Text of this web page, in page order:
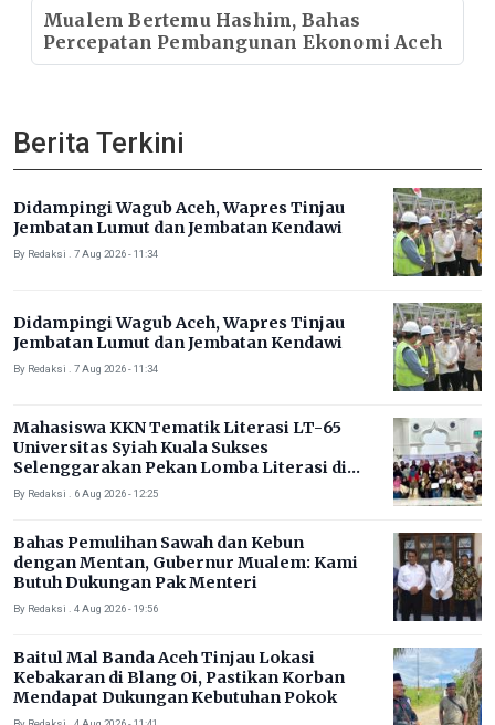
Mualem Bertemu Hashim, Bahas
Percepatan Pembangunan Ekonomi Aceh
Berita Terkini
Didampingi Wagub Aceh, Wapres Tinjau
Jembatan Lumut dan Jembatan Kendawi
By Redaksi . 7 Aug 2026 - 11:34
Didampingi Wagub Aceh, Wapres Tinjau
Jembatan Lumut dan Jembatan Kendawi
By Redaksi . 7 Aug 2026 - 11:34
Mahasiswa KKN Tematik Literasi LT-65
Universitas Syiah Kuala Sukses
Selenggarakan Pekan Lomba Literasi di
Gampong Rhieng Blang
By Redaksi . 6 Aug 2026 - 12:25
Bahas Pemulihan Sawah dan Kebun
dengan Mentan, Gubernur Mualem: Kami
Butuh Dukungan Pak Menteri
By Redaksi . 4 Aug 2026 - 19:56
Baitul Mal Banda Aceh Tinjau Lokasi
Kebakaran di Blang Oi, Pastikan Korban
Mendapat Dukungan Kebutuhan Pokok